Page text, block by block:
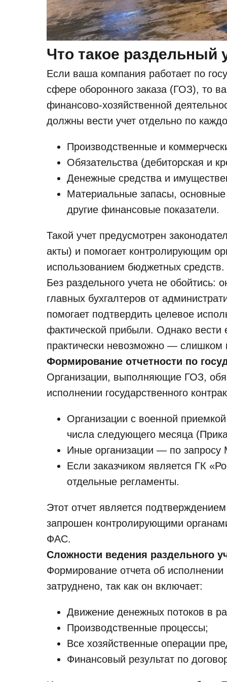
Что такое раздельный
Если ваша компания работает по
сфере оборонного заказа (ГОЗ), то
финансово-хозяйственной
должны вести учет отдельно по
Производственные и
Обязательства (дебиторская и
Денежные средства и
Материальные запасы,
другие финансовые показатели.
Такой учет предусмотрен
акты) и помогает контролирующим
использованием бюджетных средств.
Без раздельного учета не обойтись:
главных бухгалтеров от
помогает подтвердить целевое
фактической прибыли. Однако вести
практически невозможно —
Формирование отчетности по
Организации, выполняющие ГОЗ,
исполнении государственного
Организации с военной
числа следующего месяца
Иные организации — по
Если заказчиком является ГК
отдельные регламенты.
Этот отчет является
запрошен контролирующими
ФАС.
Сложности ведения раздельного
Формирование отчета об исполнении
затруднено, так как он включает:
Движение денежных потоков в
Производственные процессы;
Все хозяйственные операции
Финансовый результат по